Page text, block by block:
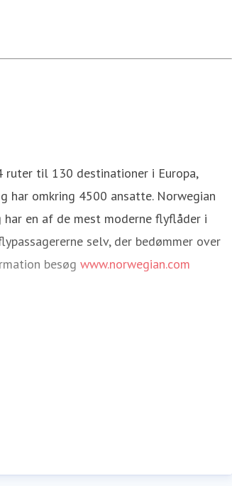
ruter til 130 destinationer i Europa,
har omkring 4500 ansatte. Norwegian
en af de mest moderne flyflåder i
selv, der bedømmer over
besøg www.norwegian.com